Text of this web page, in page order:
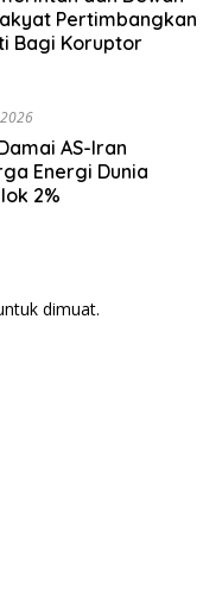
Pertimbangkan
Bagi Koruptor
AS-Iran
Energi Dunia
2%
dimuat.